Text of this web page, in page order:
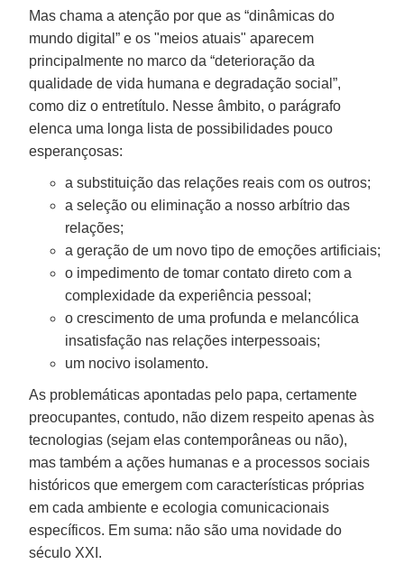
Mas chama a atenção por que as “dinâmicas do
mundo digital” e os "meios atuais" aparecem
principalmente no marco da “deterioração da
qualidade de vida humana e degradação social”,
como diz o entretítulo. Nesse âmbito, o parágrafo
elenca uma longa lista de possibilidades pouco
esperançosas:
a substituição das relações reais com os outros;
a seleção ou eliminação a nosso arbítrio das
relações;
a geração de um novo tipo de emoções artificiais;
o impedimento de tomar contato direto com a
complexidade da experiência pessoal;
o crescimento de uma profunda e melancólica
insatisfação nas relações interpessoais;
um nocivo isolamento.
As problemáticas apontadas pelo papa, certamente
preocupantes, contudo, não dizem respeito apenas às
tecnologias (sejam elas contemporâneas ou não),
mas também a ações humanas e a processos sociais
históricos que emergem com características próprias
em cada ambiente e ecologia comunicacionais
específicos. Em suma: não são uma novidade do
século XXI.